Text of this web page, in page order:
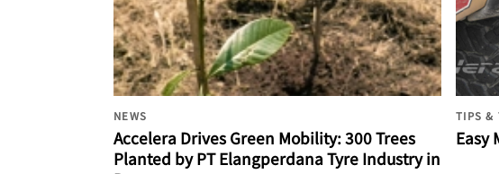
NEWS
Accelera Drives Green Mobility: 300 Trees
Planted by PT Elangperdana Tyre Industry in
TIPS &
Easy